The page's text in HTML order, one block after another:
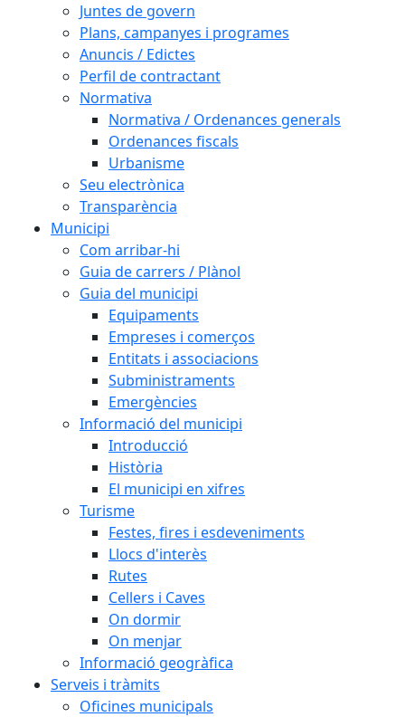
Juntes de govern
Plans, campanyes i programes
Anuncis / Edictes
Perfil de contractant
Normativa
Normativa / Ordenances generals
Ordenances fiscals
Urbanisme
Seu electrònica
Transparència
Municipi
Com arribar-hi
Guia de carrers / Plànol
Guia del municipi
Equipaments
Empreses i comerços
Entitats i associacions
Subministraments
Emergències
Informació del municipi
Introducció
Història
El municipi en xifres
Turisme
Festes, fires i esdeveniments
Llocs d'interès
Rutes
Cellers i Caves
On dormir
On menjar
Informació geogràfica
Serveis i tràmits
Oficines municipals